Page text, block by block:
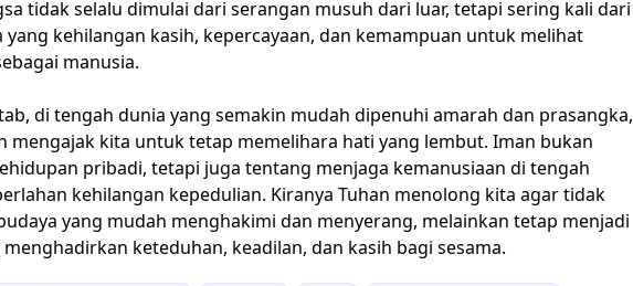
tidak selalu dimulai dari serangan musuh dari luar, tetapi sering kali dari
yang kehilangan kasih, kepercayaan, dan kemampuan untuk melihat
manusia.
di tengah dunia yang semakin mudah dipenuhi amarah dan prasangka,
mengajak kita untuk tetap memelihara hati yang lembut. Iman bukan
pribadi, tetapi juga tentang menjaga kemanusiaan di tengah
kehilangan kepedulian. Kiranya Tuhan menolong kita agar tidak
yang mudah menghakimi dan menyerang, melainkan tetap menjadi
keteduhan, keadilan, dan kasih bagi sesama.